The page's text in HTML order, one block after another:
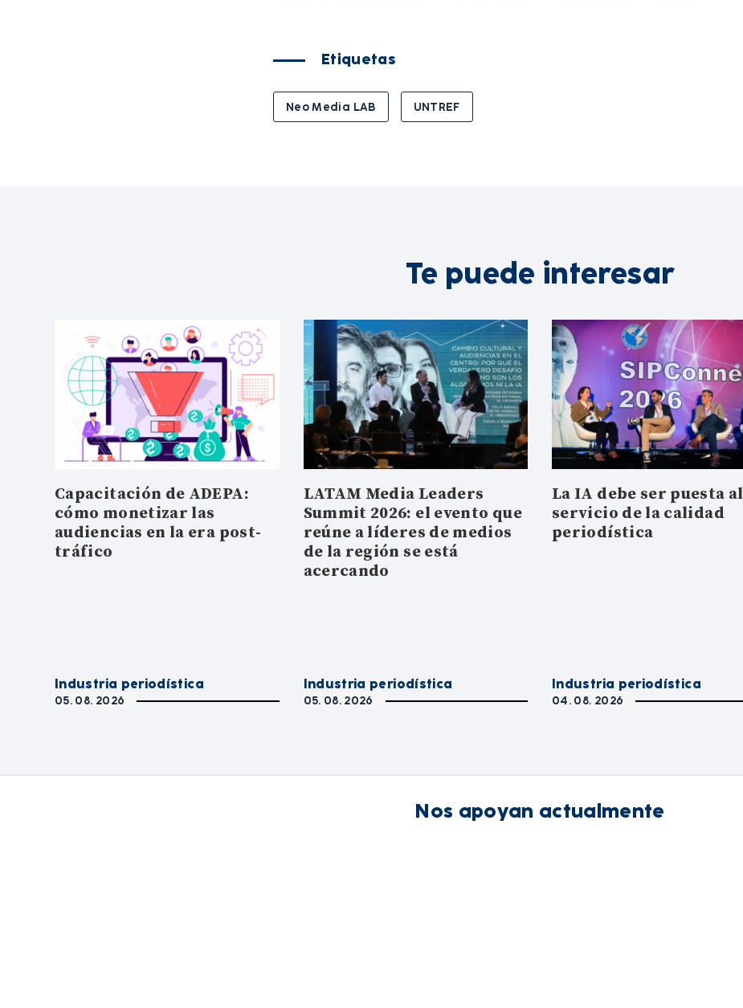
Etiquetas
Neo Media LAB UNTREF
Te puede interesar
Capacitación de ADEPA:
cómo monetizar las
audiencias en la era post-
tráfico
Industria periodística
05. 08. 2026
LATAM Media Leaders
Summit 2026: el evento que
reúne a líderes de medios
de la región se está
acercando
Industria periodística
05. 08. 2026
La IA debe ser puesta al
servicio de la calidad
periodística
Industria periodística
04. 08. 2026
Nos apoyan actualmente